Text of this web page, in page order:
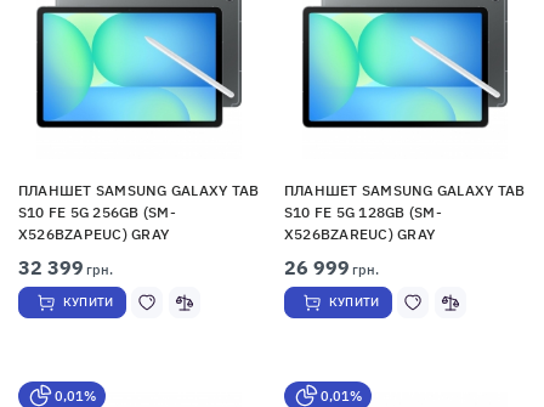
ПЛАНШЕТ SAMSUNG GALAXY TAB
S10 FE 5G 256GB (SM-
X526BZAPEUC) GRAY
32 399 грн.
КУПИТИ
ПЛАНШЕТ SAMSUNG GALAXY TAB
S10 FE 5G 128GB (SM-
X526BZAREUC) GRAY
26 999 грн.
КУПИТИ
0,01%
0,01%